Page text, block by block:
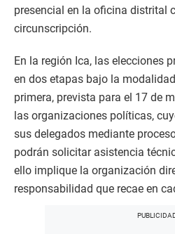
presencial en la oficina distrital
circunscripción.
En la región Ica, las elecciones
en dos etapas bajo la
primera, prevista para el 17 de
las organizaciones políticas,
sus delegados mediante
podrán solicitar asistencia
ello implique la organización
responsabilidad que recae en